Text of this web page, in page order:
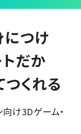
つけ
だか
つくれる
け3Dゲーム・